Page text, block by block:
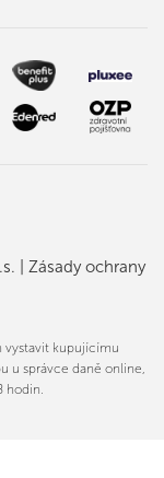
Zásady ochrany
vystavit kupujícímu
u správce daně online,
hodin.